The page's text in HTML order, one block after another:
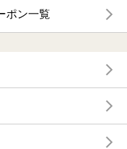
ポン一覧